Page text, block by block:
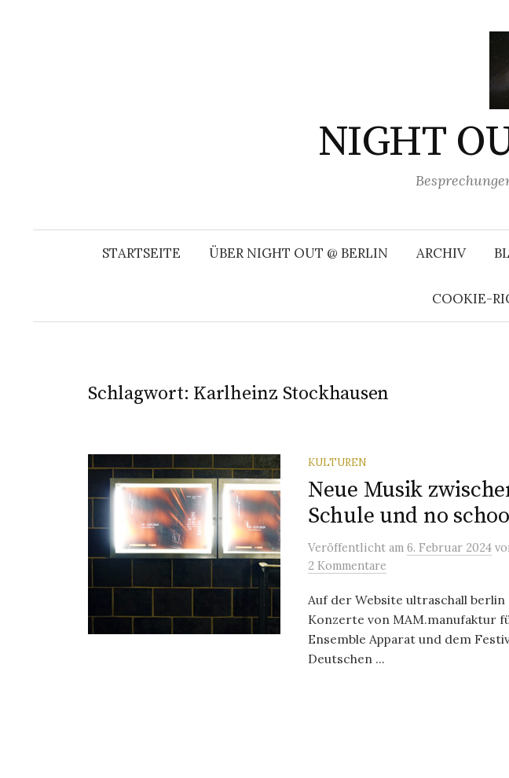
NIGHT
STARTSEITE ÜBER NIGHT OUT @ BERLIN ARCHIV
COOKIE-
Schlagwort: Karlheinz Stockhausen
KULTUREN
Neue Musik
Schule und no
Veröffentlicht am 6. Februar 2024
2 Kommentare
Auf der Website ultraschall berlin
Konzerte von MAM.manufaktur
Ensemble Apparat und dem
Deutschen ...